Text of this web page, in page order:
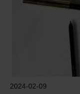
2024-02-09